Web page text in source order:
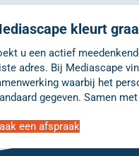
kleurt
u een actief
adres. Bij Mediascape
waarbij het
gegeven. Samen
een afspraak